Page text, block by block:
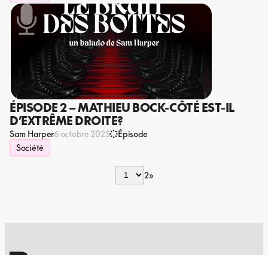
ÉPISODE 2 – MATHIEU BOCK-CÔTÉ EST-IL
D’EXTRÊME DROITE?
Sam Harper6 octobre 2025
Épisode
Société
2»